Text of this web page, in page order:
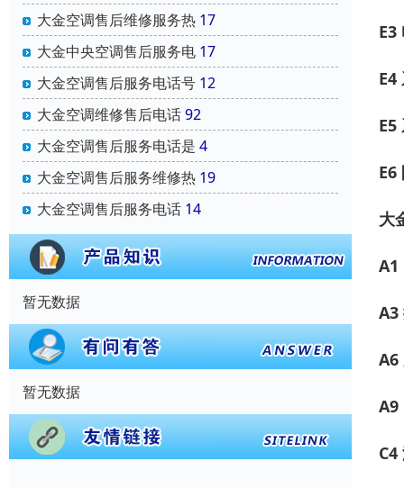
大金空调售后维修服务热 17
大金中央空调售后服务电 17
大金空调售后服务电话号 12
大金空调维修售后电话92
大金空调售后服务电话是 4
大金空调售后服务维修热 19
大金空调售后服务电话 14
暂无数据
暂无数据
E3
E4
E5
E6
大
A1
A3
A6
A9
C4